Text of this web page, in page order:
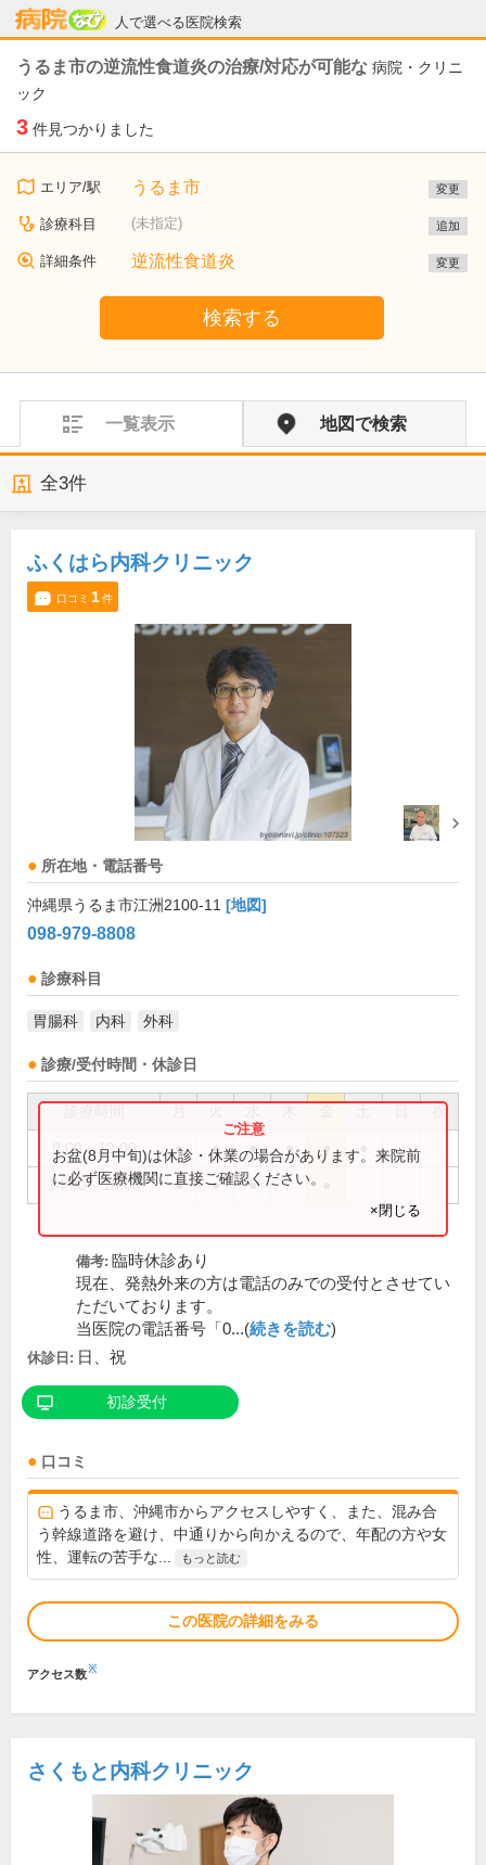
人で選べる医院検索
病院なび
うるま市の逆流性食道炎の治療/対応が可能な 病院・クリニ
ック
3 件見つかりました
エリア/駅 うるま市 変更
診療科目 (未指定) 追加
詳細条件 逆流性食道炎 変更
検索する
一覧表示 地図で検索
全3件
ふくはら内科クリニック
口コミ 1件
所在地・電話番号
沖縄県うるま市江洲2100-11 [地図]
098-979-8808
診療科目
胃腸科 内科 外科
診療/受付時間・休診日
祝
9:00～12:00 ● ● ● ● ●
14:00～18:00 ● ● ●
お盆(8月中旬)は休診・休業の場合があります。来院前
に必ず医療機関に直接ご確認ください。
×閉じる
備考: 臨時休診あり
現在、発熱外来の方は電話のみでの受付とさせてい
ただいております。
当医院の電話番号「0...(続きを読む)
休診日: 日、祝
初診受付
口コミ
うるま市、沖縄市からアクセスしやすく、また、混み合
う幹線道路を避け、中通りから向かえるので、年配の方や女
性、運転の苦手な...
もっと読む
この医院の詳細をみる
アクセス数※
さくもと内科クリニック